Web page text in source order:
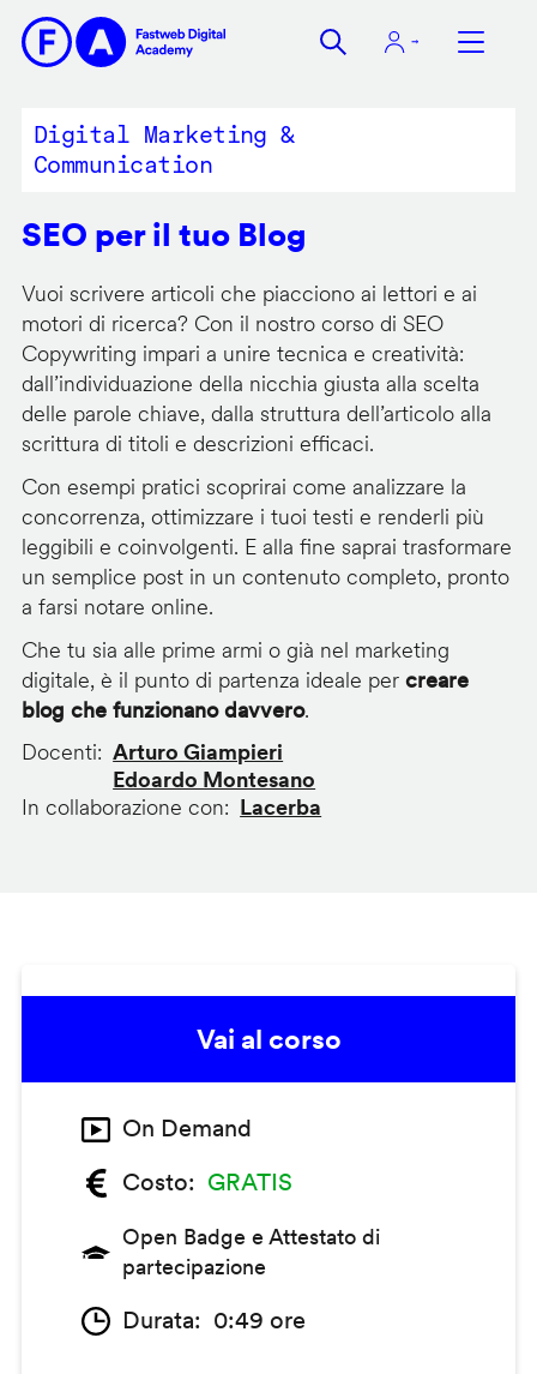
contenuto
Digital Marketing &
Communication
SEO per il tuo Blog
Vuoi scrivere articoli che piacciono ai lettori e ai
motori di ricerca? Con il nostro corso di SEO
Copywriting impari a unire tecnica e creatività:
dall’individuazione della nicchia giusta alla scelta
delle parole chiave, dalla struttura dell’articolo alla
scrittura di titoli e descrizioni efficaci.
Con esempi pratici scoprirai come analizzare la
concorrenza, ottimizzare i tuoi testi e renderli più
leggibili e coinvolgenti. E alla fine saprai trasformare
un semplice post in un contenuto completo, pronto
a farsi notare online.
Che tu sia alle prime armi o già nel marketing
digitale, è il punto di partenza ideale per creare
blog che funzionano davvero.
Docenti
Arturo Giampieri
Edoardo Montesano
In collaborazione con
Lacerba
Vai al corso
On Demand
Costo
GRATIS
Open Badge e Attestato di
partecipazione
Durata 0:49 ore